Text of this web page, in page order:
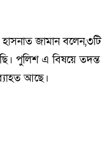
হাসনাত জামান বলেন,৩টি
পুলিশ এ বিষয়ে তদন্ত
আছে।